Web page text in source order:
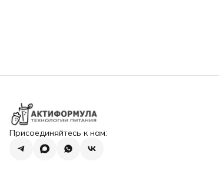
Присоединяйтесь к нам: